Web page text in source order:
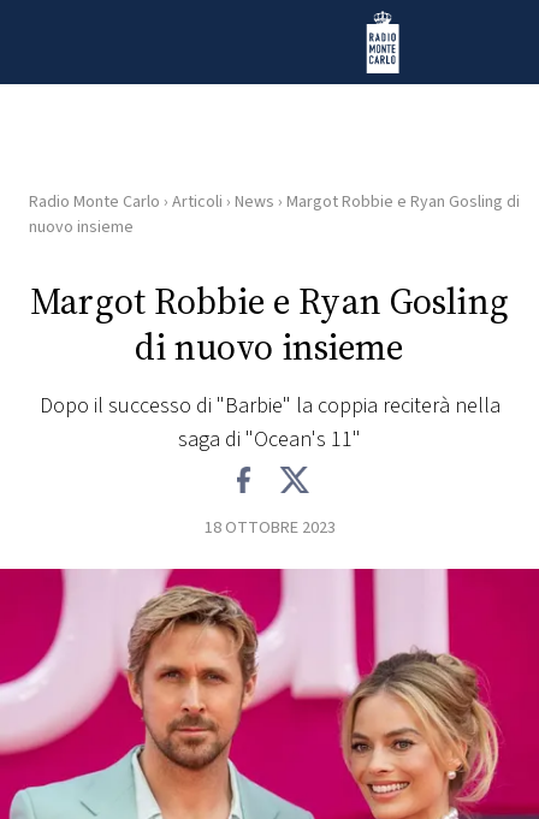
Radio Monte Carlo
HOME
RADIO
FOTO
CONCORSI
EVENTI
VIDEO
Radio Monte Carlo › Articoli › News › Margot Robbie e Ryan Gosling di
nuovo insieme
Margot Robbie e Ryan Gosling
di nuovo insieme
Dopo il successo di "Barbie" la coppia reciterà nella
saga di "Ocean's 11"
18 OTTOBRE 2023